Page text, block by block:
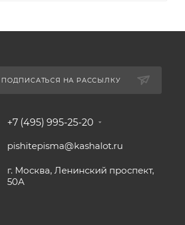
ПОДПИСАТЬСЯ НА РАССЫЛКУ
+7 (495) 995-25-20​
pishitepisma@kashalot.ru
г. Москва, Ленинский проспект,
50А​